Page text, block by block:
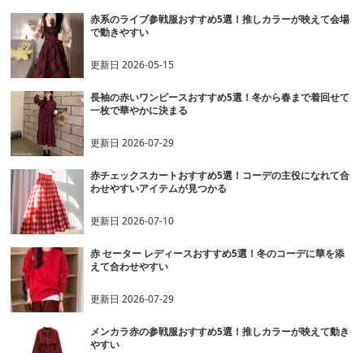
赤系のライブ参戦服おすすめ5選！推しカラーが映えて会場
で動きやすい
更新日2026-05-15
長袖の赤いワンピースおすすめ5選！冬から春まで着回せて
一枚で華やかに決まる
更新日2026-07-29
赤チェックスカートおすすめ5選！コーデの主役になれて合
わせやすいアイテムが見つかる
更新日2026-07-10
赤 セーター レディースおすすめ5選！冬のコーデに華を添
えて合わせやすい
更新日2026-07-29
メンカラ赤の参戦服おすすめ5選！推しカラーが映えて動き
やすい